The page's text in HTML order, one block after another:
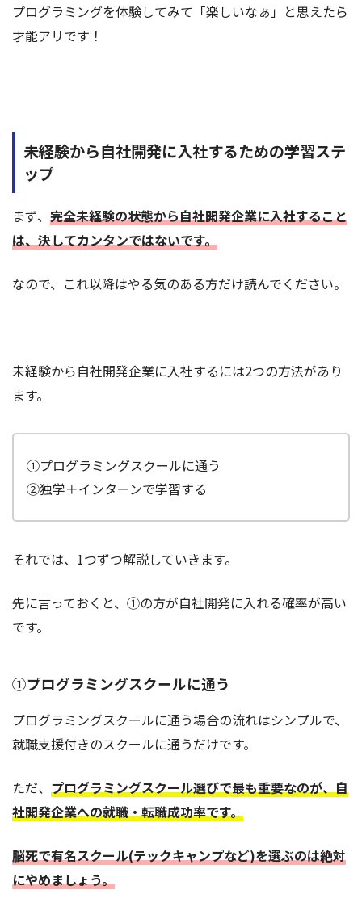
プログラミングを体験してみて「楽しいなぁ」と思えたら
才能アリです！
未経験から自社開発に入社するための学習ステ
ップ
まず、 完全未経験の状態から自社開発企業に入社すること
は、決してカンタンではないです。
なので、これ以降はやる気のある方だけ読んでください。
未経験から自社開発企業に入社するには2つの方法があり
ます。
①プログラミングスクールに通う
②独学＋インターンで学習する
それでは、1つずつ解説していきます。
先に言っておくと、①の方が自社開発に入れる確率が高い
です。
①プログラミングスクールに通う
プログラミングスクールに通う場合の流れはシンプルで、
就職支援付きのスクールに通うだけです。
ただ、 プログラミングスクール選びで最も重要なのが、自
社開発企業への就職・転職成功率です。
脳死で有名スクール(テックキャンプなど)を選ぶのは絶対
にやめましょう。